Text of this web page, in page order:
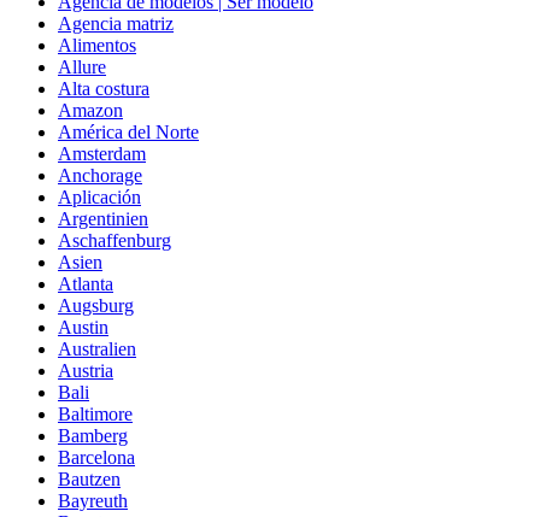
Agencia matriz
Alimentos
Allure
Alta costura
Amazon
América del Norte
Amsterdam
Anchorage
Aplicación
Argentinien
Aschaffenburg
Asien
Atlanta
Augsburg
Austin
Australien
Austria
Bali
Baltimore
Bamberg
Barcelona
Bautzen
Bayreuth